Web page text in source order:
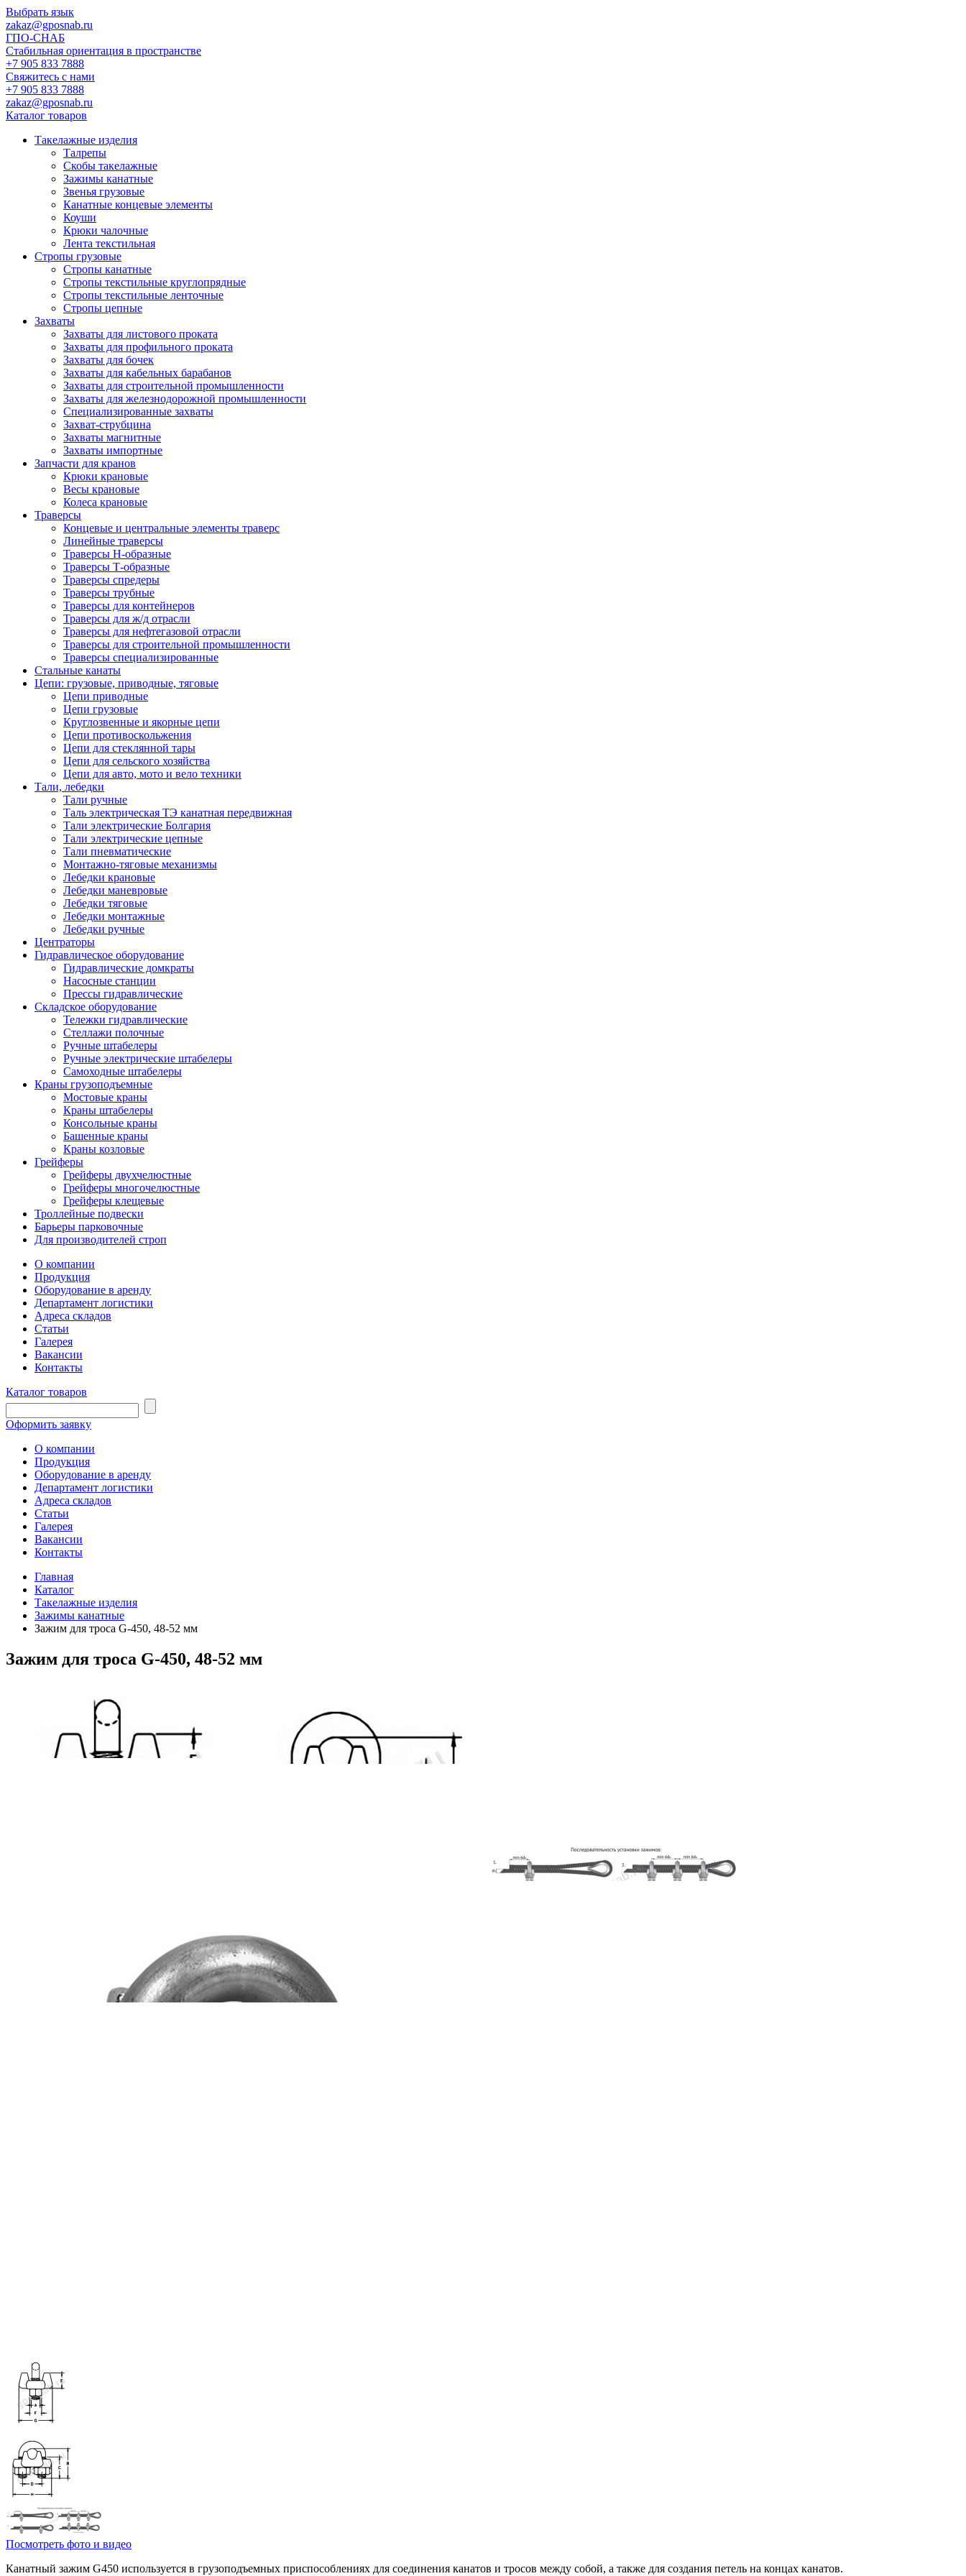
Выбрать язык
zakaz@gposnab.ru
ГПО-СНАБ
Стабильная ориентация в пространстве
+7 905 833 7888
Свяжитесь с нами
+7 905 833 7888
zakaz@gposnab.ru
Каталог товаров
Такелажные изделия
Талрепы
Скобы такелажные
Зажимы канатные
Звенья грузовые
Канатные концевые элементы
Коуши
Крюки чалочные
Лента текстильная
Стропы грузовые
Стропы канатные
Стропы текстильные круглопрядные
Стропы текстильные ленточные
Стропы цепные
Захваты
Захваты для листового проката
Захваты для профильного проката
Захваты для бочек
Захваты для кабельных барабанов
Захваты для строительной промышленности
Захваты для железнодорожной промышленности
Специализированные захваты
Захват-струбцина
Захваты магнитные
Захваты импортные
Запчасти для кранов
Крюки крановые
Весы крановые
Колеса крановые
Траверсы
Концевые и центральные элементы траверс
Линейные траверсы
Траверсы Н-образные
Траверсы Т-образные
Траверсы спредеры
Траверсы трубные
Траверсы для контейнеров
Траверсы для ж/д отрасли
Траверсы для нефтегазовой отрасли
Траверсы для строительной промышленности
Траверсы специализированные
Стальные канаты
Цепи: грузовые, приводные, тяговые
Цепи приводные
Цепи грузовые
Круглозвенные и якорные цепи
Цепи противоскольжения
Цепи для стеклянной тары
Цепи для сельского хозяйства
Цепи для авто, мото и вело техники
Тали, лебедки
Тали ручные
Таль электрическая ТЭ канатная передвижная
Тали электрические Болгария
Тали электрические цепные
Тали пневматические
Монтажно-тяговые механизмы
Лебедки крановые
Лебедки маневровые
Лебедки тяговые
Лебедки монтажные
Лебедки ручные
Центраторы
Гидравлическое оборудование
Гидравлические домкраты
Насосные станции
Прессы гидравлические
Складское оборудование
Тележки гидравлические
Cтеллажи полочные
Ручные штабелеры
Ручные электрические штабелеры
Самоходные штабелеры
Краны грузоподъемные
Мостовые краны
Краны штабелеры
Консольные краны
Башенные краны
Краны козловые
Грейферы
Грейферы двухчелюстные
Грейферы многочелюстные
Грейферы клещевые
Троллейные подвески
Барьеры парковочные
Для производителей строп
О компании
Продукция
Оборудование в аренду
Департамент логистики
Адреса складов
Статьи
Галерея
Вакансии
Контакты
Каталог товаров
Оформить заявку
О компании
Продукция
Оборудование в аренду
Департамент логистики
Адреса складов
Статьи
Галерея
Вакансии
Контакты
Главная
Каталог
Такелажные изделия
Зажимы канатные
Зажим для троса G-450, 48-52 мм
Зажим для троса G-450, 48-52 мм
Посмотреть фото и видео
Канатный зажим G450 используется в грузоподъемных приспособлениях для соединения канатов и тросов между собой, а также для создания петель на концах канатов.